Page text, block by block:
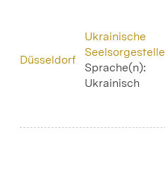
Düsseldorf
Ukrainische
Seelsorgestelle
Sprache(n):
Ukrainisch